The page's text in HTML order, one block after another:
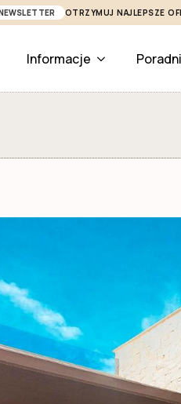
OTRZYMUJ NAJLEPSZE
Informacje